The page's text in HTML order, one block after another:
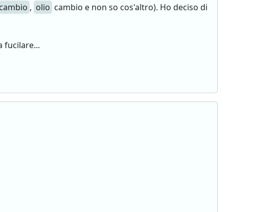
cambio , olio cambio e non so cos'altro). Ho deciso di
fucilare...